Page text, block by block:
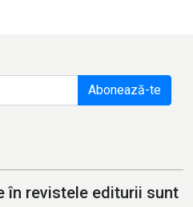
Abonează-te
în revistele editurii sunt